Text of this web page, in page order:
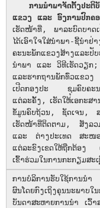
t
i
o
n
ການ​​ນຳພາຈັດຕັ້ງປະຕິ
ແຂວງ ແລະ ອົງການປົກຄ
ເຮັດ​ໜ້າທີ່​, ພາລະບົດບາດເ
ໄດ້​ເອົາ​ໃຈ​ໃສ່​ນຳພາ​​-ຊີ້​ນຳ
ຄະນະພັກແຂວງສ້າງແລະ​ປັ
ນຳພາ ​ແລະ​ ວິທີ​ເຮັດ​ວຽກ​
ແລະຮາກຖານພັກທົ່ວແຂວງ
ເປີດ​ກອງ​ປະ ຊຸມ​ຄົບຄະນະ
ແຕ່ລະຄັ້ງ,​ ເຮັດ​ໃຫ້​ເອກະສ
ຂໍ້​ມູນ​ຄົບຖ້ວ​ນ, ຊັດ​ເຈນ, ສ
ເຮັດ​ໜ້າ​ທີ່​ຕິດຕາມ​, ສັງ​ລວມ
ແລະ​ ຕ່າງປະ​ເທດ ​ສະໜອ
ແຕ່ລະ​ຂົງ​ເຂດ​ໃຫ້ຖືກຕ້ອງ
ເຂົ້າຮ່ວມ​ໃນ​ການ​ກະກຽມ​ສ
ການ​ບໍລິການ​ຮັບ​ໃຊ້​ການ​ນໍາ
ຜົນ​ໂດຍ​ກົງ​ເຖິງ​ຄຸນ​ນະພາ​ບ​ໃ
ບັນດາ​ສະຫາຍ​ການ​ນຳ​ ເວົ້